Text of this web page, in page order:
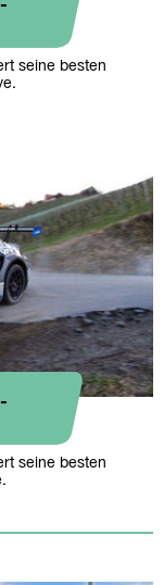
seine besten
seine besten